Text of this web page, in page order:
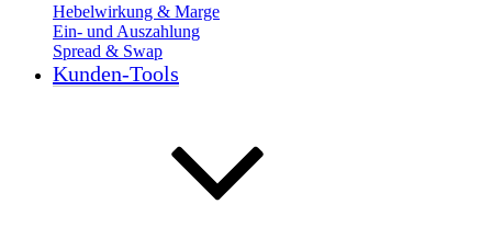
Hebelwirkung & Marge
Ein- und Auszahlung
Spread & Swap
Kunden-Tools